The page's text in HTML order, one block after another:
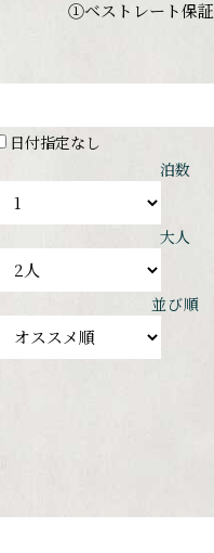
①ベストレート保証
日付指定なし
泊数
大人
並び順